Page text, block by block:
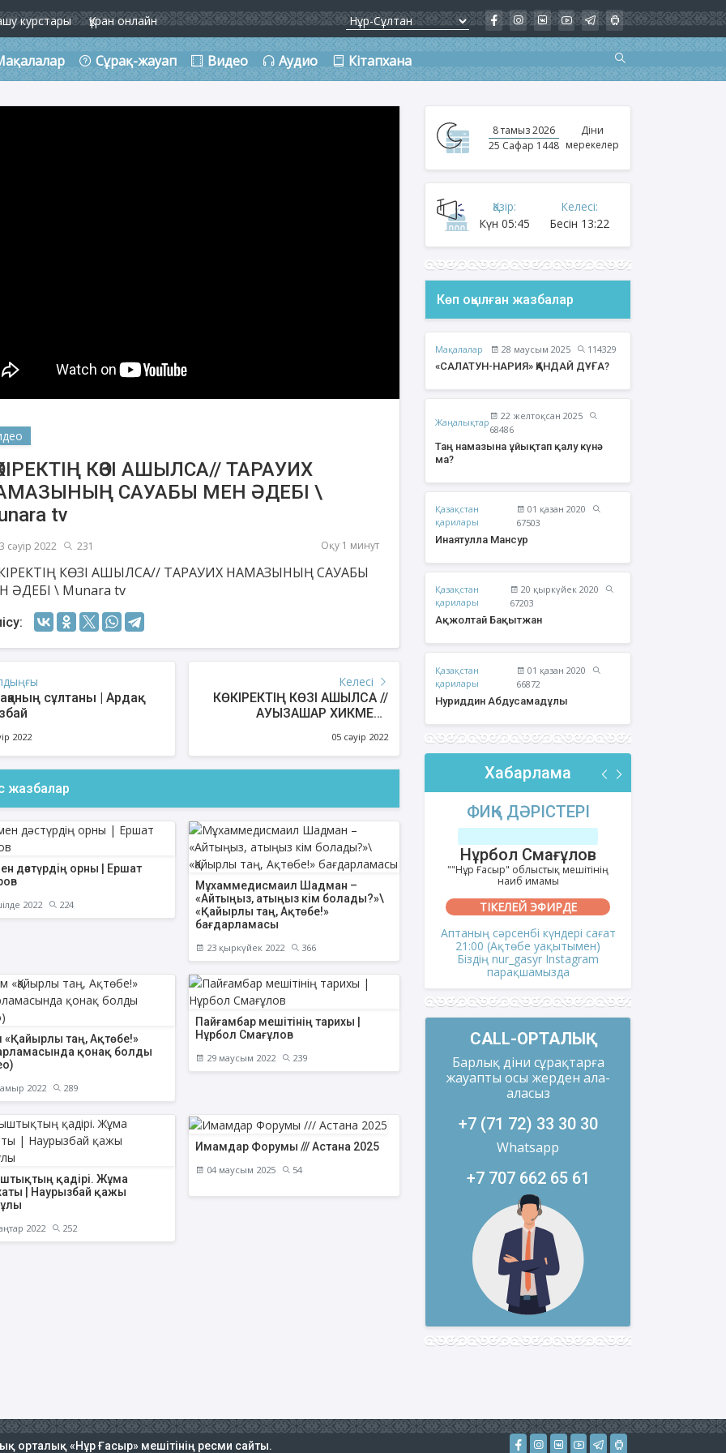
курстары Құран онлайн
Сұрақ-жауап Видео Аудио Кітапхана
Қуаныш
Есмурзаев Бауыржан
Қайырбайұлы
Құрбан Яхия Сансызбайұлы
КӨЗІ АШЫЛСА// ТАРАУИХ
САУАБЫ МЕН ӘДЕБІ \
tv
сәуір 2022 231 Оқу 1 минут
КӨЗІ АШЫЛСА// ТАРАУИХ НАМАЗЫНЫҢ САУАБЫ
ӘДЕБІ \ Munara tv
сұлтаны | Ардақ
2022
Келесі
КӨКІРЕКТІҢ КӨЗІ АШЫЛСА //
АУЫЗАШАР ХИКМЕТІ,
МӘДИНЕТІ \ Munara tv
05 сәуір 2022
жазбалар
дәстүрдің орны | Ершат
2022 224
Мұхаммедисмаил Шадман –
«Айтыңыз, атыңыз кім болады?»\
«Қайырлы таң, Ақтөбе!»
бағдарламасы
23 қыркүйек 2022 366
таң, Ақтөбе!»
қонақ болды
2022 289
Пайғамбар мешітінің тарихы |
Нұрбол Смағұлов
29 маусым 2022 239
қадірі. Жұма
| Наурызбай қажы
2022 252
Имамдар Форумы /// Астана 2025
04 маусым 2025 54
8 тамыз 2026
25 Сафар 1448
Діни
мерекелер
Қазір:
Күн 05:45
Келесі:
Бесін 13:22
Көп оқылған жазбалар
Мақалалар 28 маусым 2025
114329
«САЛАТУН-НАРИЯ» ҚАНДАЙ ДҰҒА?
Жаңалықтар
22 желтоқсан 2025
68486
Таң намазына ұйықтап қалу күнә
ма?
Қазақстан
қарилары
01 қазан 2020
67503
Инаятулла Мансур
Қазақстан
қарилары
20 қыркүйек 2020
67203
Ақжолтай Бақытжан
Қазақстан
қарилары
01 қазан 2020
66872
Нуриддин Абдусамадұлы
Хабарлама
ФИҚҺ ДӘРІСТЕРІ
""Нұр Ғасыр" облыстық мешітінің
ТІКЕЛЕЙ ЭФИРДЕ
парақшамызда
АҚИДА ДӘРІСТЕРІ
Шынболат Үмбетов
""Ақтөбе қалалық орталық" мешітінің
наиб имамы
ТІКЕЛЕЙ ЭФИРДЕ
Аптаның сенбі күндері сағат
21:00 (Ақтөбе уақытымен)
Біздің nur_gasyr Instagram
парақшамызда
ФИҚҺ ДӘРІСТЕРІ
Нұрбол Смағұлов
""Нұр Ғасыр" облыстық мешітінің
наиб имамы
ТІКЕЛЕЙ ЭФИРДЕ
Аптаның сәрсенбі күндері сағат
21:00 (Ақтөбе уақытымен)
Біздің nur_gasyr Instagram
парақшамызда
CALL-ОРТАЛЫҚ
Барлық діни сұрақтарға
жауапты осы жерден ала-
аласыз
+7 (71 72) 33 30 30
Whatsapp
+7 707 662 65 61
орталық «Нұр Ғасыр» мешітінің ресми сайты.